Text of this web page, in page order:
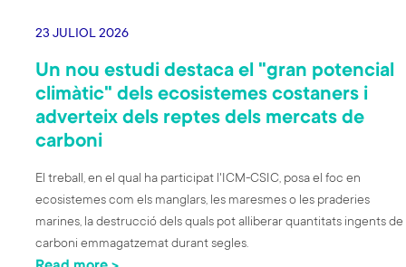
23 JULIOL 2026
Un nou estudi destaca el "gran potencial
climàtic" dels ecosistemes costaners i
adverteix dels reptes dels mercats de
carboni
El treball, en el qual ha participat l'ICM-CSIC, posa el foc en
ecosistemes com els manglars, les maresmes o les praderies
marines, la destrucció dels quals pot alliberar quantitats ingents de
carboni emmagatzemat durant segles.